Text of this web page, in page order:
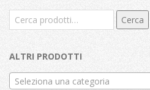
Cerca: Cerca
ALTRI PRODOTTI
Seleziona una categoria